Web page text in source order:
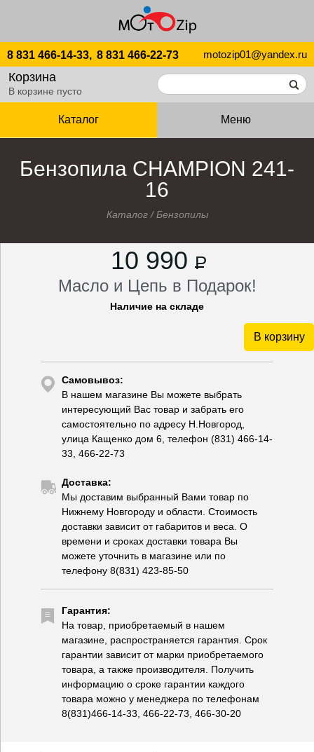
8 831 466-14-33, 8 831 466-22-73 motozip01@yandex.ru
Корзина
В корзине пусто
Каталог Меню
Бензопила CHAMPION 241-
16
Каталог/Бензопилы
10 990 P
Масло и Цепь в Подарок!
Наличие на складе
В корзину
Самовывоз:
В нашем магазине Вы можете выбрать
интересующий Вас товар и забрать его
самостоятельно по адресу Н.Новгород,
улица Кащенко дом 6, телефон (831) 466-14-
33, 466-22-73
Доставка:
Мы доставим выбранный Вами товар по
Нижнему Новгороду и области. Стоимость
доставки зависит от габаритов и веса. О
времени и сроках доставки товара Вы
можете уточнить в магазине или по
телефону 8(831) 423-85-50
Гарантия:
На товар, приобретаемый в нашем
магазине, распространяется гарантия. Срок
гарантии зависит от марки приобретаемого
товара, а также производителя. Получить
информацию о сроке гарантии каждого
товара можно у менеджера по телефонам
8(831)466-14-33, 466-22-73, 466-30-20